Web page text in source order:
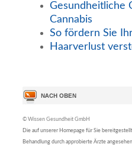
Gesundheitliche
Cannabis
So fördern Sie
Haarverlust
© Wissen Gesundheit GmbH
Die auf unserer Homepage für Sie
Behandlung durch approbierte Ärzte